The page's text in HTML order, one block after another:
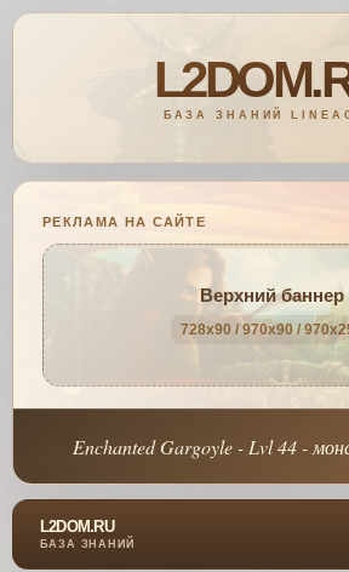
РЕКЛАМА НА САЙТЕ
Верхний баннер
728x90 / 970x90 /
Enchanted Gargoyle - Lvl 44 -
L2DOM.RU
БАЗА ЗНАНИЙ